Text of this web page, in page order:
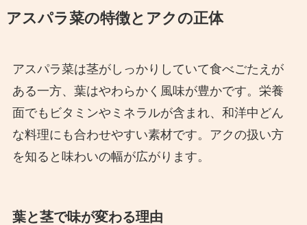
アスパラ菜の特徴とアクの正体
アスパラ菜は茎がしっかりしていて食べごたえが
ある一方、葉はやわらかく風味が豊かです。栄養
面でもビタミンやミネラルが含まれ、和洋中どん
な料理にも合わせやすい素材です。アクの扱い方
を知ると味わいの幅が広がります。
葉と茎で味が変わる理由